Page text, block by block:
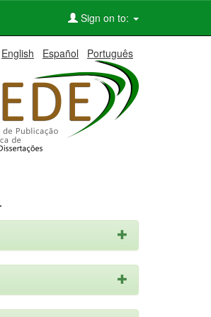
Sign on to:
English Español Português